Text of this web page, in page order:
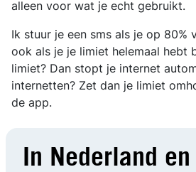
alleen voor wat je echt gebruikt.
Ik stuur je een sms als je op 80%
ook als je je limiet helemaal hebt
limiet? Dan stopt je internet
internetten? Zet dan je limiet
de app.
In Nederland en